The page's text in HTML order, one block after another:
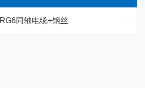
RG6同轴电缆+钢丝